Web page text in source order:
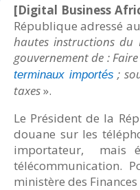
[Digital Business
République adressé
hautes instructions du
gouvernement de :
terminaux importés ;
taxes».
Le Président de la
douane sur les
importateur, mais
télécommunication.
ministère des